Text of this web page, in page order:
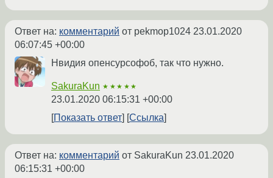
Ответ на: комментарий от pekmop1024 23.01.2020
06:07:45 +00:00
Нвидия опенсурсофоб, так что нужно.
SakuraKun ★★★★★
23.01.2020 06:15:31 +00:00
Показать ответ
Ссылка
Ответ на: комментарий от SakuraKun 23.01.2020
06:15:31 +00:00